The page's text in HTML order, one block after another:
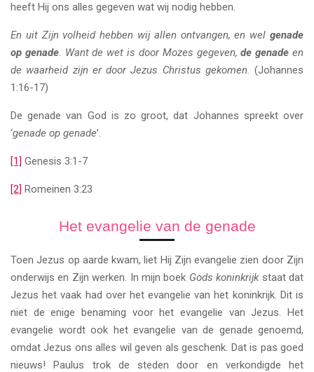
heeft Hij ons alles gegeven wat wij nodig hebben.
En uit Zijn volheid hebben wij allen ontvangen, en wel genade
op genade. Want de wet is door Mozes gegeven,de genadeen
de waarheid zijn er door Jezus Christus gekomen. (Johannes
1:16-17)
De genade van God is zo groot, dat Johannes spreekt over
‘genade op genade’.
[1] Genesis 3:1-7
[2] Romeinen 3:23
Het evangelie van de genade
Toen Jezus op aarde kwam, liet Hij Zijn evangelie zien door Zijn
onderwijs en Zijn werken. In mijn boek Gods koninkrijkstaat dat
Jezus het vaak had over het evangelie van het koninkrijk. Dit is
niet de enige benaming voor het evangelie van Jezus. Het
evangelie wordt ook het evangelie van de genade genoemd,
omdat Jezus ons alles wil geven als geschenk. Dat is pas goed
nieuws! Paulus trok de steden door en verkondigde het